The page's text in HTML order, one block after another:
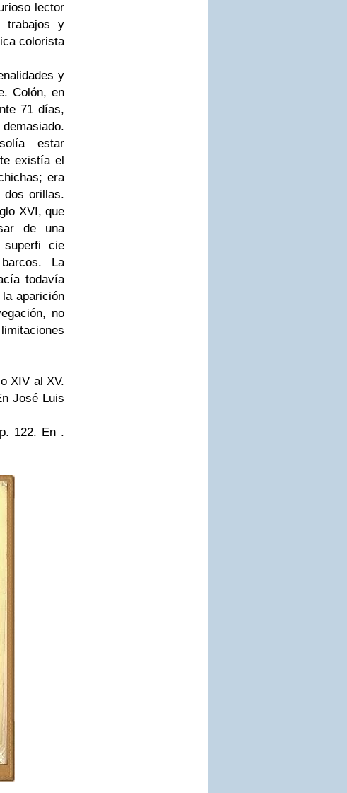
lector
y
colorista
y
Colón, en
71 días,
estar
existía el
era
orillas.
XVI, que
de una
superfi cie
La
todavía
aparición
no
XIV al XV.
José Luis
122. En .